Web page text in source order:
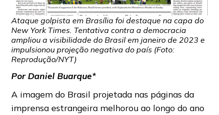
Ataque golpista em Brasília foi destaque na capa do
New York Times. Tentativa contra a democracia
ampliou a visibilidade do Brasil em janeiro de 2023 e
impulsionou projeção negativa do país (Foto:
Reprodução/NYT)
Por Daniel Buarque*
A imagem do Brasil projetada nas páginas da
imprensa estrangeira melhorou ao longo do ano